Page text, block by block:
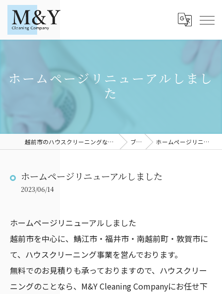
ホームページリニューアルしまし
た
越前市のハウスクリーニングならM＆YCleaningCompany ブログ ホームページリニューアルしました
ホームページリニューアルしました
2023/06/14
ホームページリニューアルしました
越前市を中心に、鯖江市・福井市・南越前町・敦賀市に
て、ハウスクリーニング事業を営んでおります。
無料でのお見積りも承っておりますので、ハウスクリー
ニングのことなら、M&Y Cleaning Companyにお任せ下